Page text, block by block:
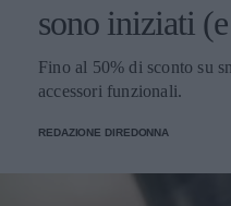
sono iniziati
Fino al 50% di sconto su
accessori funzionali.
REDAZIONE DIREDONNA